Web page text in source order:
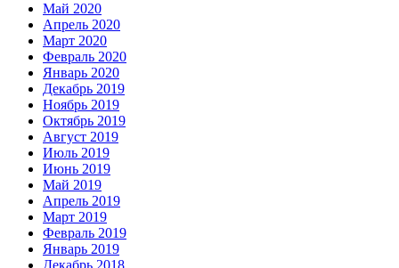
Май 2020
Апрель 2020
Март 2020
Февраль 2020
Январь 2020
Декабрь 2019
Ноябрь 2019
Октябрь 2019
Август 2019
Июль 2019
Июнь 2019
Май 2019
Апрель 2019
Март 2019
Февраль 2019
Январь 2019